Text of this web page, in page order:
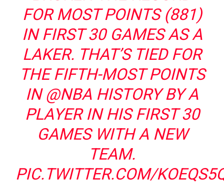
FOR MOST POINTS (881)
IN FIRST 30 GAMES AS A
LAKER. THAT’S TIED FOR
THE FIFTH-MOST POINTS
IN@NBA HISTORY BY A
PLAYER IN HIS FIRST 30
GAMES WITH A NEW
TEAM.
PIC.TWITTER.COM/